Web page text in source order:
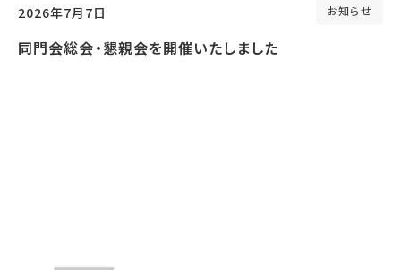
2026年7月7日 お知らせ
同門会総会・懇親会を開催いたしました